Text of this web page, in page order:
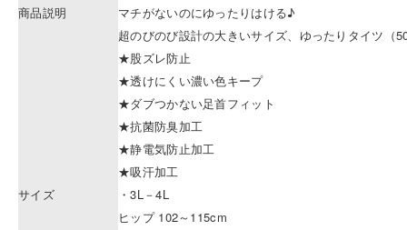
商品説明
マチがないのにゆったりはける♪
超のびのび設計の大きいサイズ、ゆったりタイツ（
★股ズレ防止
★透けにくい濃い色キープ
★ダブつかない足首フィット
★抗菌防臭加工
★静電気防止加工
★吸汗加工
サイズ
・3L－4L
ヒップ 102～115cm